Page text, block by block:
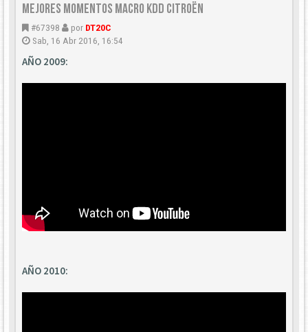
Mejores Momentos Macro KDD Citroën
#67398 por DT20C
Sab, 16 Abr 2016, 16:54
AÑO 2009:
AÑO 2010: